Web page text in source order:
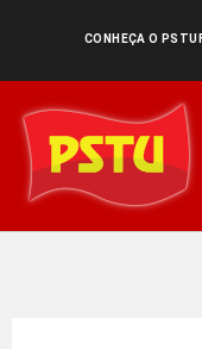
conteúdo
CONHEÇA O PSTU